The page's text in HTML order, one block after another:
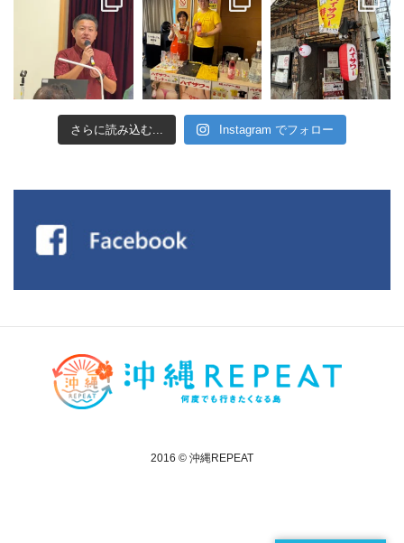
さらに読み込む... Instagram でフォロー
2016 © 沖縄REPEAT